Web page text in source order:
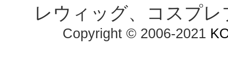
レウィッグ、コスプ
Copyright © 2006-2021